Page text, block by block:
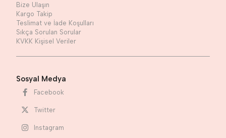
Bize Ulaşın
Kargo Takip
Teslimat ve İade Koşulları
Sıkça Sorulan Sorular
KVKK Kişisel Veriler
Sosyal Medya
Facebook
Twitter
Instagram